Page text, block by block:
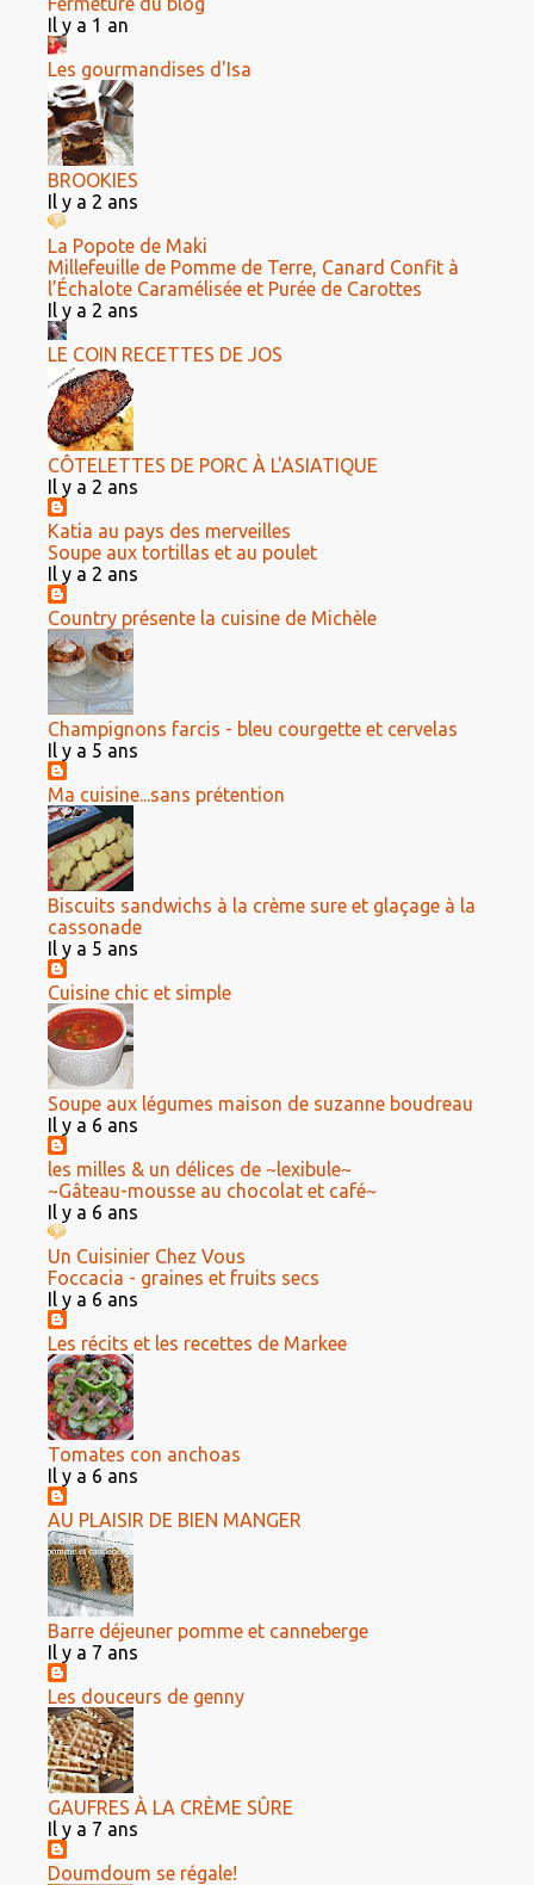
Il y a 1 an
Les gourmandises d'Isa
BROOKIES
Il y a 2 ans
La Popote de Maki
Millefeuille de Pomme de Terre, Canard Confit à
l’Échalote Caramélisée et Purée de Carottes
Il y a 2 ans
LE COIN RECETTES DE JOS
CÔTELETTES DE PORC À L'ASIATIQUE
Il y a 2 ans
Katia au pays des merveilles
Soupe aux tortillas et au poulet
Il y a 2 ans
Country présente la cuisine de Michèle
Champignons farcis - bleu courgette et cervelas
Il y a 5 ans
Ma cuisine...sans prétention
Biscuits sandwichs à la crème sure et glaçage à la
cassonade
Il y a 5 ans
Cuisine chic et simple
Soupe aux légumes maison de suzanne boudreau
Il y a 6 ans
les milles & un délices de ~lexibule~
~Gâteau-mousse au chocolat et café~
Il y a 6 ans
Un Cuisinier Chez Vous
Foccacia - graines et fruits secs
Il y a 6 ans
Les récits et les recettes de Markee
Tomates con anchoas
Il y a 6 ans
AU PLAISIR DE BIEN MANGER
Barre déjeuner pomme et canneberge
Il y a 7 ans
Les douceurs de genny
GAUFRES À LA CRÈME SÛRE
Il y a 7 ans
Doumdoum se régale!